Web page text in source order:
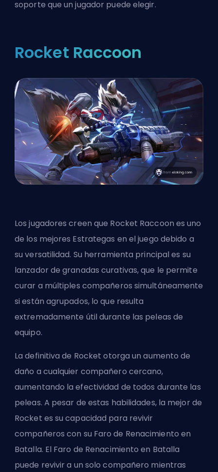
soporte que un jugador puede elegir.
Rocket Raccoon
Los jugadores creen que Rocket Raccoon es uno
de los mejores Estrategas en el juego debido a
su versatilidad. Su herramienta principal es su
lanzador de granadas curativas, que le permite
curar a múltiples compañeros simultáneamente
si están agrupados, lo que resulta
extremadamente útil durante las peleas de
equipo.
La definitiva de Rocket otorga un aumento de
daño a cualquier compañero cercano,
aumentando la efectividad de todos durante las
peleas. A pesar de estas habilidades, la mejor de
Rocket es su capacidad para revivir
compañeros con su Faro de Renacimiento en
Batalla. El Faro de Renacimiento en Batalla
puede revivir a un solo compañero mientras